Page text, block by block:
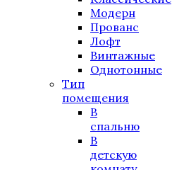
Модерн
Прованс
Лофт
Винтажные
Однотонные
Тип
помещения
В
спальню
В
детскую